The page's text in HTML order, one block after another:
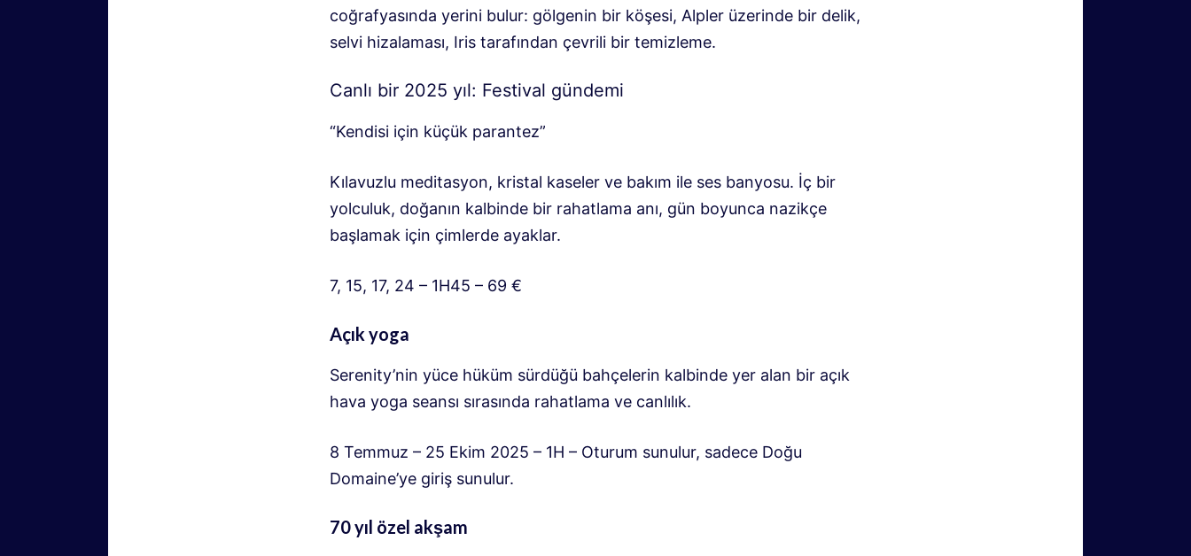
coğrafyasında yerini bulur: gölgenin bir köşesi, Alpler üzerinde bir delik,
selvi hizalaması, Iris tarafından çevrili bir temizleme.
Canlı bir 2025 yıl: Festival gündemi
“Kendisi için küçük parantez”
Kılavuzlu meditasyon, kristal kaseler ve bakım ile ses banyosu. İç bir
yolculuk, doğanın kalbinde bir rahatlama anı, gün boyunca nazikçe
başlamak için çimlerde ayaklar.
7, 15, 17, 24 – 1H45 – 69 €
Açık yoga
Serenity’nin yüce hüküm sürdüğü bahçelerin kalbinde yer alan bir açık
hava yoga seansı sırasında rahatlama ve canlılık.
8 Temmuz – 25 Ekim 2025 – 1H – Oturum sunulur, sadece Doğu
Domaine’ye giriş sunulur.
70 yıl özel akşam